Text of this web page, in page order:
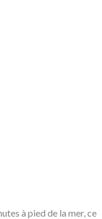
à pied de la mer, ce